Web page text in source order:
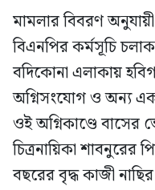
মামলার বিবরণ
বিএনপির কর্মসূচি
বদিকোনা এলাকায়
অগ্নিসংযোগ ও অন্য
ওই অগ্নিকাণ্ডে বাসের
চিত্রনায়িকা শাবনুরের
বছরের বৃদ্ধ কাজী